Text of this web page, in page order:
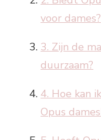
voor dames?
3. Zijn de
duurzaam?
4. Hoe kan
Opus